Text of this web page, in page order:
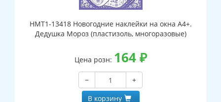
НМТ1-13418 Новогодние наклейки на окна А4+.
Дедушка Мороз (пластизоль, многоразовые)
Цена розн: 164₽
−
+
В корзину